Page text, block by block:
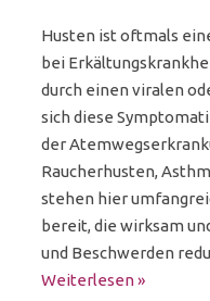
Husten ist oftmals
bei
durch einen viralen
sich diese
der
Raucherhusten,
stehen hier
bereit, die wirksam
und Beschwerden
Weiterlesen »